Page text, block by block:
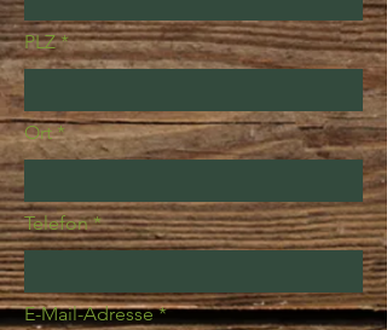
PLZ
Ort
Telefon
E-Mail-Adresse